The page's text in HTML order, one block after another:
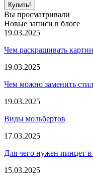
Вы просматривали
Новые записи в блоге
19.03.2025
Чем раскрашивать
19.03.2025
Чем можно заменить
19.03.2025
Виды мольбертов
17.03.2025
Для чего нужен пинцет в
15.03.2025